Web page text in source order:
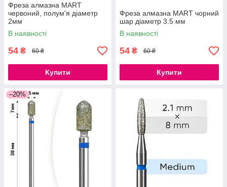
Фреза алмазна MART
червоний, полум'я діаметр
2мм
В наявності
54 ₴ 60 ₴
Купити
Фреза алмазна MART чорний
шар діаметр 3.5 мм
В наявності
54 ₴ 60 ₴
Купити
–20%